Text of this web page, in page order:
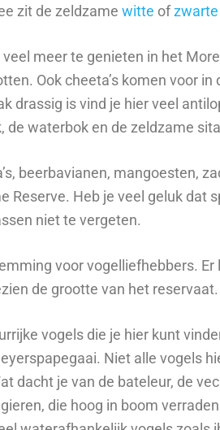
zit de zeldzame witte of
meer te genieten in het
Ook cheeta’s komen voor
drassig is vind je hier veel
de waterbok en de zeldzame
beerbavianen, mangoesten,
Reserve. Heb je veel geluk dat
niet te vergeten.
voor vogelliefhebbers. Er
de grootte van het reservaat.
vogels die je hier kunt
Niet alle vogels
dacht je van de bateleur, de
die hoog in boom